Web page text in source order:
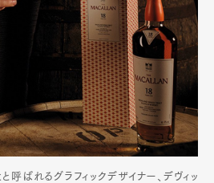
呼ばれるグラフィックデザイナー、デヴィッ